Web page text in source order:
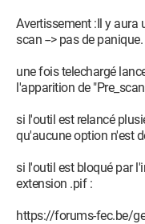
O23 - Service:
O23 - Service:
O23 - Service:
O23 - Service: Service
Unknown owner -
O23 - Service: Service
Avertissement :Il y aura
scan --> pas de panique.
une fois telechargé
l'apparition de
si l'outil est relancé
qu'aucune option n'est
si l'outil est bloqué par
extension .pif :
https://forums-fec.be/